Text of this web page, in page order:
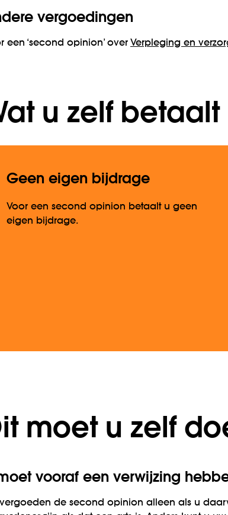
vergoedingen
een ‘second opinion’ over Verpleging en
u zelf betaalt
Geen eigen bijdrage
Voor een second opinion betaalt u geen
eigen bijdrage.
moet u zelf
vooraf een verwijzing
de second opinion alleen als u